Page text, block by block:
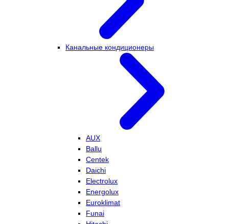
Канальные кондиционеры
AUX
Ballu
Centek
Daichi
Electrolux
Energolux
Euroklimat
Funai